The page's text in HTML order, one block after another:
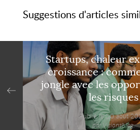
Suggestions d'articles
Startups, chaleur
croissance :
jongle avec les
les risques
Publié le 10 août
par VisionsMag.